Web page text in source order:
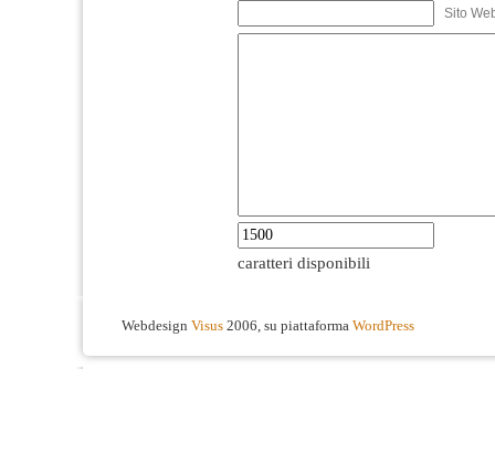
Sito
caratteri disponibili
Webdesign Visus 2006, su piattaforma WordPress